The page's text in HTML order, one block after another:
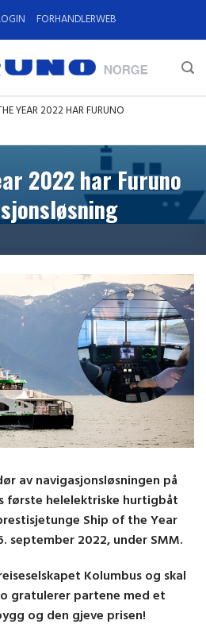
FORHANDLERWEB
YEAR 2022 HAR FURUNO
2022 har Furuno
av navigasjonsløsningen på
første helelektriske hurtigbåt
Ship of the Year
september 2022, under SMM.
Kolumbus og skal
gratulerer partene med et
og den gjeve prisen!